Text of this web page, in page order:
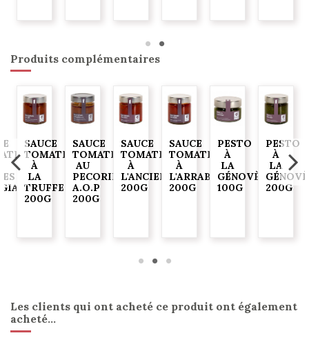
Produits complémentaires
SAUCE
TOMATE
À
LA
TRUFFE
200G
SAUCE
TOMATE
AU
PECORINO
A.O.P
200G
SAUCE
TOMATE
À
L'ANCIENNE
200G
SAUCE
TOMATE
À
L'ARRABIATA
200G
PESTO
À
LA
GÉNOVÈSE
100G
PESTO
À
LA
200G
Les clients qui ont acheté ce produit ont également
acheté...